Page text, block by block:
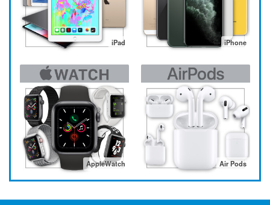
iPad iPhone
AppleWatch Air Pods